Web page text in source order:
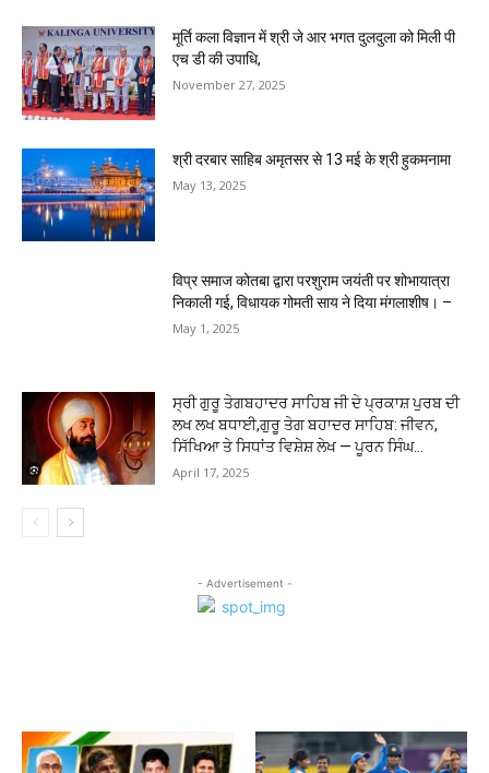
मूर्ति कला विज्ञान में श्री जे आर भगत दुलदुला को मिली पी
एच डी की उपाधि,
November 27, 2025
श्री दरबार साहिब अमृतसर से 13 मई के श्री हुकमनामा
May 13, 2025
विप्र समाज कोतबा द्वारा परशुराम जयंती पर शोभायात्रा
निकाली गई, विधायक गोमती साय ने दिया मंगलाशीष। –
May 1, 2025
ਸ੍ਰੀ ਗੁਰੂ ਤੇਗਬਹਾਦਰ ਸਾਹਿਬ ਜੀ ਦੇ ਪ੍ਰਕਾਸ਼ ਪੁਰਬ ਦੀ
ਲਖ ਲਖ ਬਧਾਈ,ਗੁਰੂ ਤੇਗ ਬਹਾਦਰ ਸਾਹਿਬ: ਜੀਵਨ,
ਸਿੱਖਿਆ ਤੇ ਸਿਧਾਂਤ ਵਿਸ਼ੇਸ਼ ਲੇਖ — ਪੂਰਨ ਸਿੰਘ...
April 17, 2025
- Advertisement -